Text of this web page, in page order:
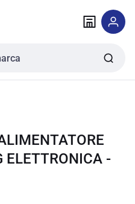
ELETTRONICA -